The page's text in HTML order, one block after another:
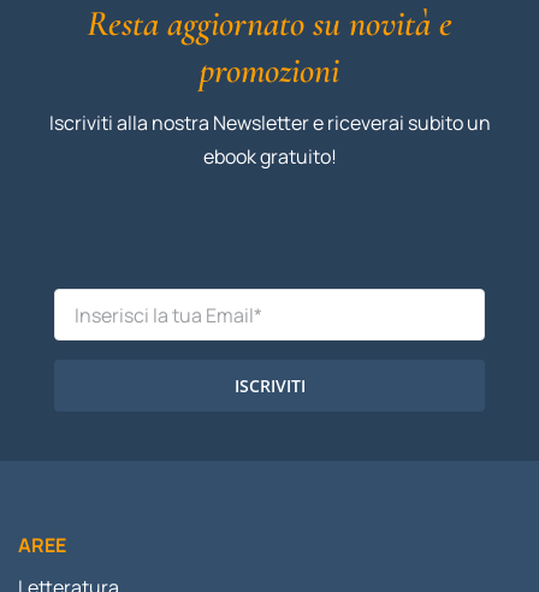
Resta aggiornato su novità e
promozioni
Iscriviti alla nostra Newsletter e riceverai subito un
ebook gratuito!
ISCRIVITI
AREE